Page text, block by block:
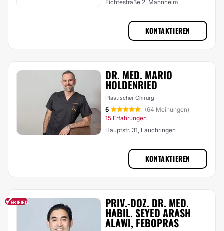
Fichtestraße 2, Mannheim
KONTAKTIEREN
DR. MED. MARIO
HOLDENRIED
Plastischer Chirurg
5 (64 Meinungen)·
15 Erfahrungen
Hauptstr. 31, Lauchringen
KONTAKTIEREN
PRIV.-DOZ. DR. MED.
HABIL. SEYED ARASH
ALAWI, FEBOPRAS